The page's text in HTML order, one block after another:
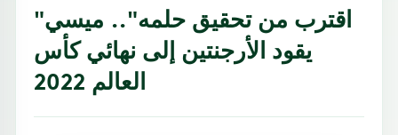
"اقترب من تحقيق حلمه".. ميسي
يقود الأرجنتين إلى نهائي كأس
العالم 2022